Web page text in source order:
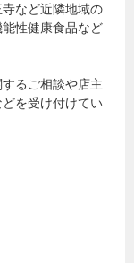
など近隣地域の
性健康食品など
るご相談や店主
を受け付けてい